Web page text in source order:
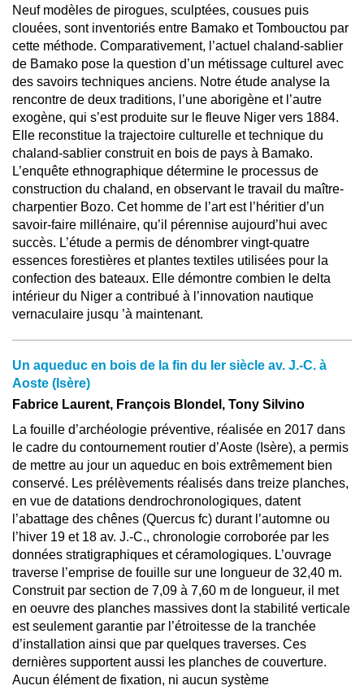
Neuf modèles de pirogues, sculptées, cousues puis
clouées, sont inventoriés entre Bamako et Tombouctou par
cette méthode. Comparativement, l’actuel chaland-sablier
de Bamako pose la question d’un métissage culturel avec
des savoirs techniques anciens. Notre étude analyse la
rencontre de deux traditions, l’une aborigène et l’autre
exogène, qui s’est produite sur le fleuve Niger vers 1884.
Elle reconstitue la trajectoire culturelle et technique du
chaland-sablier construit en bois de pays à Bamako.
L’enquête ethnographique détermine le processus de
construction du chaland, en observant le travail du maître-
charpentier Bozo. Cet homme de l’art est l’héritier d’un
savoir-faire millénaire, qu’il pérennise aujourd’hui avec
succès. L’étude a permis de dénombrer vingt-quatre
essences forestières et plantes textiles utilisées pour la
confection des bateaux. Elle démontre combien le delta
intérieur du Niger a contribué à l’innovation nautique
vernaculaire jusqu ’à maintenant.
Un aqueduc en bois de la fin du Ier siècle av. J.-C. à
Aoste (Isère)
Fabrice Laurent, François Blondel, Tony Silvino
La fouille d’archéologie préventive, réalisée en 2017 dans
le cadre du contournement routier d’Aoste (Isère), a permis
de mettre au jour un aqueduc en bois extrêmement bien
conservé. Les prélèvements réalisés dans treize planches,
en vue de datations dendrochronologiques, datent
l’abattage des chênes (Quercus fc) durant l’automne ou
l’hiver 19 et 18 av. J.-C., chronologie corroborée par les
données stratigraphiques et céramologiques. L’ouvrage
traverse l’emprise de fouille sur une longueur de 32,40 m.
Construit par section de 7,09 à 7,60 m de longueur, il met
en oeuvre des planches massives dont la stabilité verticale
est seulement garantie par l’étroitesse de la tranchée
d’installation ainsi que par quelques traverses. Ces
dernières supportent aussi les planches de couverture.
Aucun élément de fixation, ni aucun système